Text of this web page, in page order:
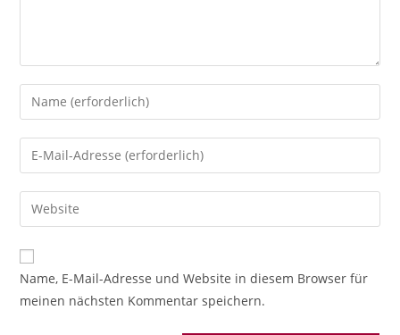
Gib
deinen
Namen
oder
zum
Kommentieren
ein
Gib
deine
E-
Mail-
zum
Kommentieren
ein
Gib
deine
Website-
URL
Name, E-Mail-Adresse und Website in diesem Browser für
meinen nächsten Kommentar speichern.